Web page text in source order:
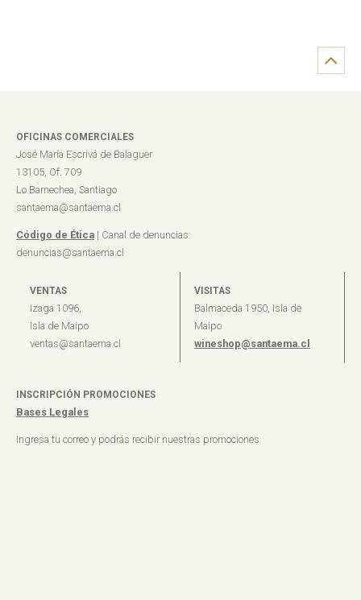
OFICINAS COMERCIALES
José María Escrivá de Balaguer
13105, Of. 709
Lo Barnechea, Santiago
santaema@santaema.cl
Código de Ética | Canal de denuncias:
denuncias@santaema.cl
VENTAS
Izaga 1096,
Isla de Maipo
ventas@santaema.cl
VISITAS
Balmaceda 1950, Isla de
Maipo
wineshop@santaema.cl
INSCRIPCIÓN PROMOCIONES
Bases Legales
Ingresa tu correo y podrás recibir nuestras promociones